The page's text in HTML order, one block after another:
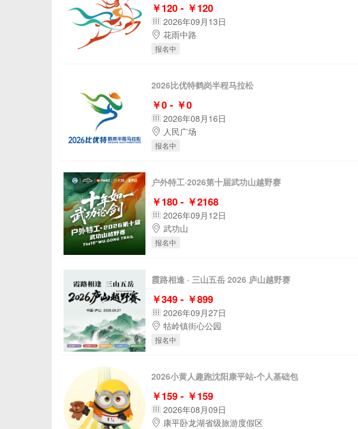
￥120 - ￥120
2026年09月13日
花雨中路
报名中
2026比优特鹤岗半程马拉松
￥0 - ￥0
2026年08月16日
人民广场
报名中
户外特工·2026第十届武功山越野赛
￥180 - ￥2168
2026年09月12日
武功山
报名中
霞路相逢 · 三山五岳 2026 庐山越野赛
￥349 - ￥899
2026年09月27日
牯岭镇街心公园
报名中
2026小黄人趣跑沈阳康平站-个人基础包
￥159 - ￥159
2026年08月09日
康平卧龙湖省级旅游度假区